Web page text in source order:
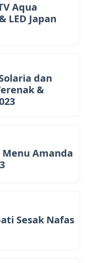
Aqua
LED Japan
dan
&
Amanda
Sesak Nafas